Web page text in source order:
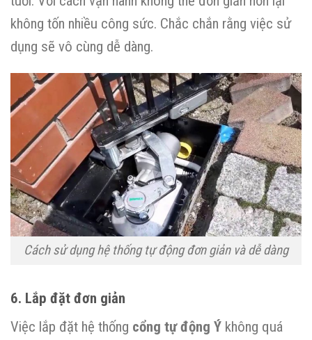
không tốn nhiều công sức. Chắc chắn rằng việc sử
dụng sẽ vô cùng dễ dàng.
Cách sử dụng hệ thống tự động đơn giản và dễ dàng
6. Lắp đặt đơn giản
Việc lắp đặt hệ thống cổng tự động Ý không quá